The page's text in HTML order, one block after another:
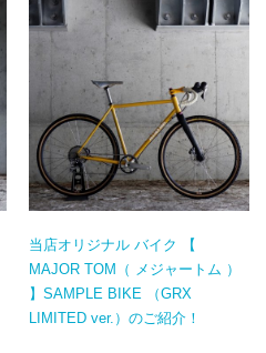
当店オリジナル バイク 【
MAJOR TOM（ メジャートム ）
】SAMPLE BIKE （GRX
LIMITED ver.）のご紹介！